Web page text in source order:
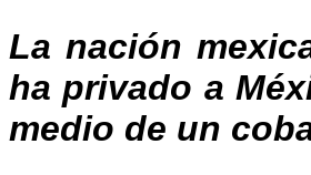
La nación
ha privado a
medio de un